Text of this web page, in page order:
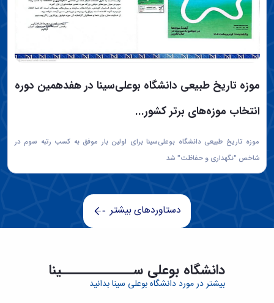
موزه تاریخ طبیعی دانشگاه بوعلی‌سینا در هفدهمین دوره
انتخاب موزه‌های برتر کشور...
موزه تاریخ طبیعی دانشگاه بوعلی‌سینا برای اولین بار موفق به کسب رتبه سوم در
شاخص "نگهداری و حفاظت" شد
دستاوردهای بیشتر
دانشگاه بوعلی ســـــــــــــینا
بیشتر در مورد دانشگاه بوعلی سینا بدانید